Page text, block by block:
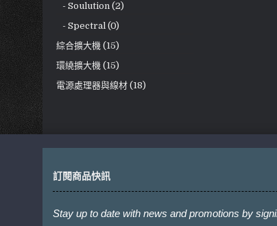
- Soulution (2)
- Spectral (0)
綜合擴大機 (15)
環繞擴大機 (15)
電源處理器與線材 (18)
訂閱商品快訊
Stay up to date with news and promotions by